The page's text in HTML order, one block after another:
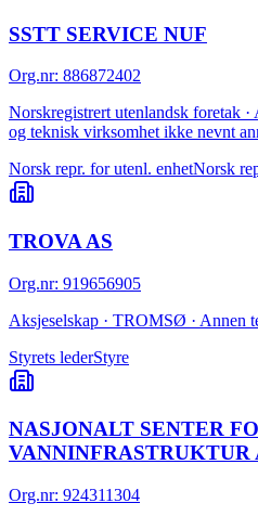
SSTT SERVICE NUF
Org.nr: 886872402
Norskregistrert utenlandsk foretak
og teknisk virksomhet ikke nevnt
Norsk repr. for utenl. enhetNorsk
TROVA AS
Org.nr: 919656905
Aksjeselskap · TROMSØ · Annen
Styrets lederStyre
NASJONALT SENTER
VANNINFRASTRUKTUR
Org.nr: 924311304